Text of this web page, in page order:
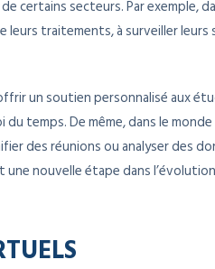
certains secteurs. Par exemple,
traitements, à surveiller
un soutien personnalisé aux
temps. De même, dans le
des réunions ou analyser des
nouvelle étape dans